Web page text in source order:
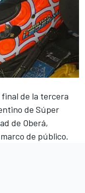
final de la tercera
de Súper
de Oberá,
de público.